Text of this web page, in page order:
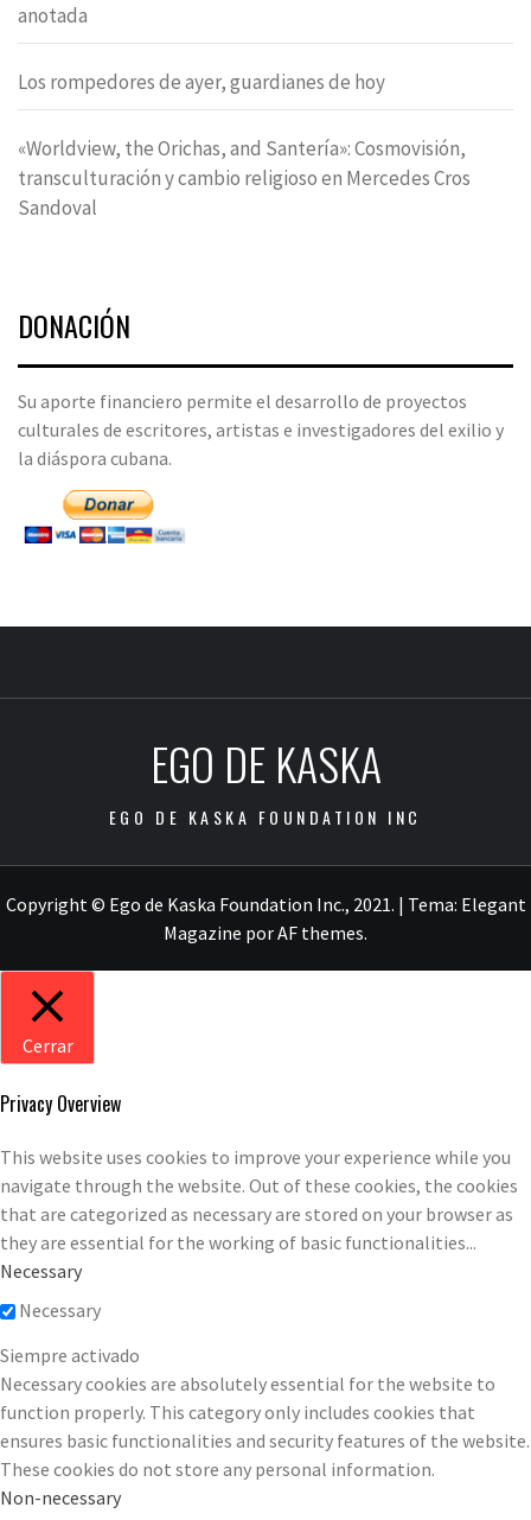
anotada
Los rompedores de ayer, guardianes de hoy
«Worldview, the Orichas, and Santería»: Cosmovisión,
transculturación y cambio religioso en Mercedes Cros
Sandoval
DONACIÓN
Su aporte financiero permite el desarrollo de proyectos
culturales de escritores, artistas e investigadores del exilio y
la diáspora cubana.
EGO DE KASKA
EGO DE KASKA FOUNDATION INC
Copyright © Ego de Kaska Foundation Inc., 2021. | Tema: Elegant
Magazine porAF themes.
Cerrar
Privacy Overview
This website uses cookies to improve your experience while you
navigate through the website. Out of these cookies, the cookies
that are categorized as necessary are stored on your browser as
they are essential for the working of basic functionalities...
Necessary
Necessary
Siempre activado
Necessary cookies are absolutely essential for the website to
function properly. This category only includes cookies that
ensures basic functionalities and security features of the website.
These cookies do not store any personal information.
Non-necessary